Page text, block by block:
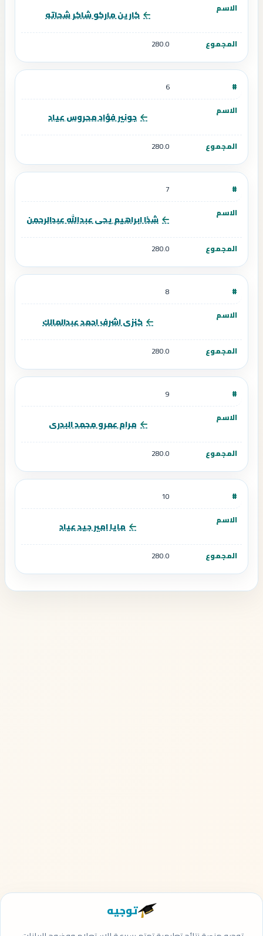
كارين ماركو شاكر شحاته
280.0
6
جونير فؤاد محروس عياد
280.0
7
شذا ابراهيم يحى عبدالله عبدالرحمن
280.0
8
كنزى اشرف احمد عبدالمالك
280.0
9
مرام عمرو محمد البدرى
280.0
10
مايا امير جيد عياد
280.0
توجيه